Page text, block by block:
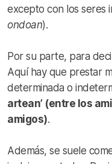
excepto con los seres
ondoan).
Por su parte, para
Aquí hay que prestar
determinada o
artean’ (entre los
amigos).
Además, se suele